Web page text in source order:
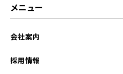
メニュー
会社案内
採用情報